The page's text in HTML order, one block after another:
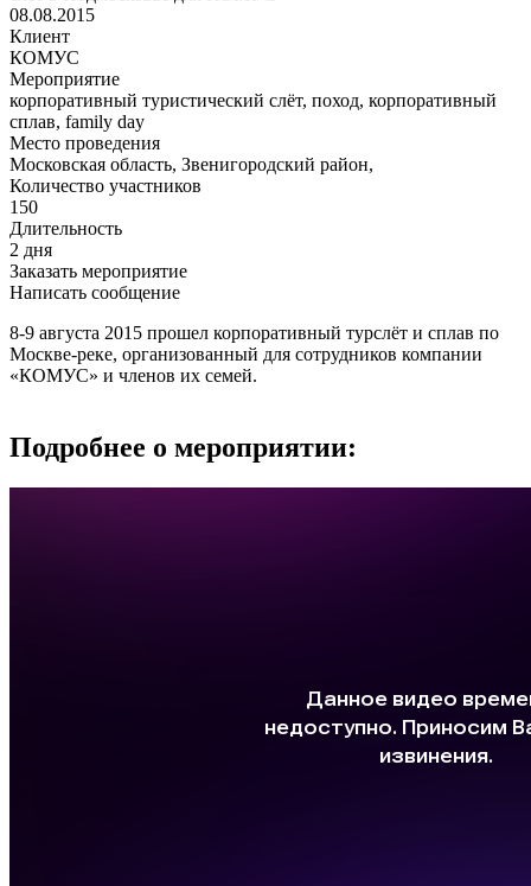
08.08.2015
Клиент
КОМУС
Мероприятие
корпоративный туристический слёт, поход, корпоративный
сплав, family day
Место проведения
Московская область, Звенигородский район,
Количество участников
150
Длительность
2 дня
Заказать мероприятие
Написать сообщение
8-9 августа 2015 прошел корпоративный турслёт и сплав по
Москве-реке, организованный для сотрудников компании
«КОМУС» и членов их семей.
Подробнее о мероприятии: